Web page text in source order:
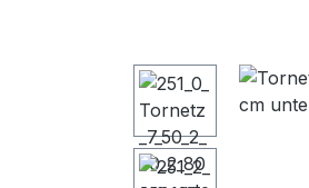
Bildergalerie